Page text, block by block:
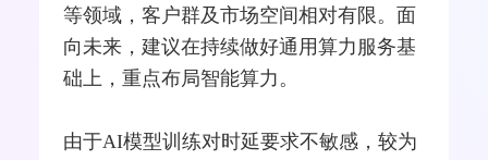
等领域，客户群及市场空间相对有限。面
向未来，建议在持续做好通用算力服务基
础上，重点布局智能算力。
由于AI模型训练对时延要求不敏感，较为